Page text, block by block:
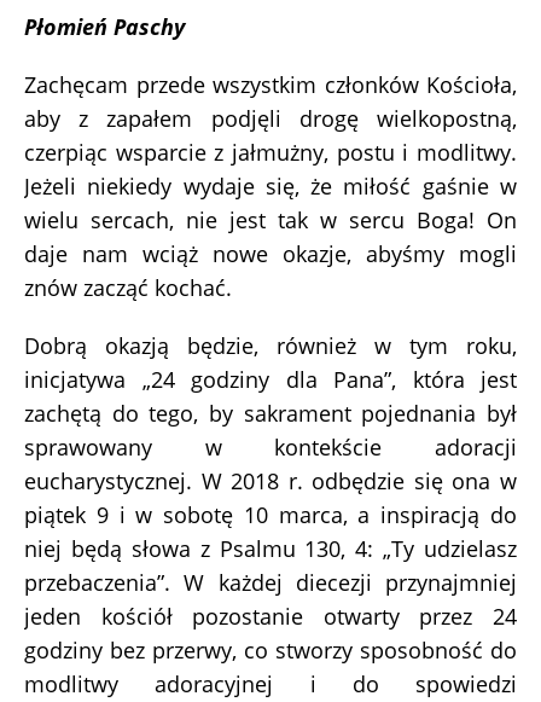
Płomień Paschy
Zachęcam przede wszystkim członków Kościoła,
aby z zapałem podjęli drogę wielkopostną,
czerpiąc wsparcie z jałmużny, postu i modlitwy.
Jeżeli niekiedy wydaje się, że miłość gaśnie w
wielu sercach, nie jest tak w sercu Boga! On
daje nam wciąż nowe okazje, abyśmy mogli
znów zacząć kochać.
Dobrą okazją będzie, również w tym roku,
inicjatywa „24 godziny dla Pana”, która jest
zachętą do tego, by sakrament pojednania był
sprawowany w kontekście adoracji
eucharystycznej. W 2018 r. odbędzie się ona w
piątek 9 i w sobotę 10 marca, a inspiracją do
niej będą słowa z Psalmu 130, 4: „Ty udzielasz
przebaczenia”. W każdej diecezji przynajmniej
jeden kościół pozostanie otwarty przez 24
godziny bez przerwy­, co stworzy sposobność do
modlitwy adoracyjnej i do spowiedzi